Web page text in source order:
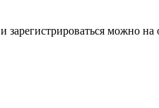
можно на